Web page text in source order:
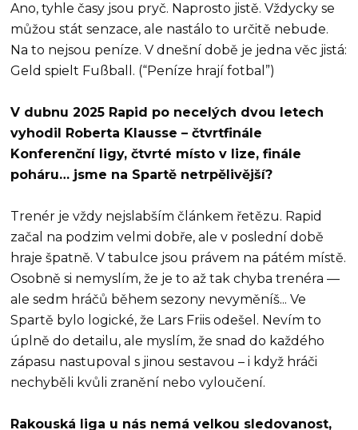
Ano, tyhle časy jsou pryč. Naprosto jistě. Vždycky se
můžou stát senzace, ale nastálo to určitě nebude.
Na to nejsou peníze. V dnešní době je jedna věc jistá:
Geld spielt Fußball. (“Peníze hrají fotbal”)
V dubnu 2025 Rapid po necelých dvou letech
vyhodil Roberta Klausse – čtvrtfinále
Konferenční ligy, čtvrté místo v lize, finále
poháru… jsme na Spartě netrpělivější?
Trenér je vždy nejslabším článkem řetězu. Rapid
začal na podzim velmi dobře, ale v poslední době
hraje špatně. V tabulce jsou právem na pátém místě.
Osobně si nemyslím, že je to až tak chyba trenéra —
ale sedm hráčů během sezony nevyměníš... Ve
Spartě bylo logické, že Lars Friis odešel. Nevím to
úplně do detailu, ale myslím, že snad do každého
zápasu nastupoval s jinou sestavou – i když hráči
nechyběli kvůli zranění nebo vyloučení.
Rakouská liga u nás nemá velkou sledovanost,